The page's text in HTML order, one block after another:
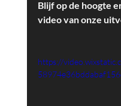
Blijf op de hoogte
video van onze
https://